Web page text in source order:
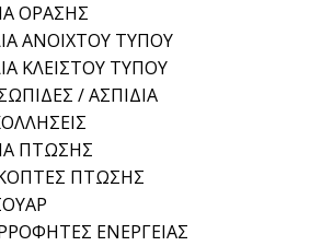
ΟΡΑΣΗΣ
ΑΝΟΙΧΤΟΥ ΤΥΠΟΥ
ΚΛΕΙΣΤΟΥ ΤΥΠΟΥ
/ ΑΣΠΙΔΙΑ
ΠΤΩΣΗΣ
ΠΤΩΣΗΣ
ΕΝΕΡΓΕΙΑΣ